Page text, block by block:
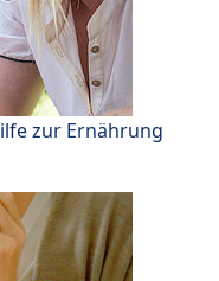
zur Ernährung